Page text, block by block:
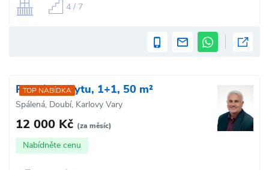
4 / 7
TOP NABÍDKA
Pronájem bytu, 1+1, 50 m²
Spálená, Doubí, Karlovy Vary
12 000 Kč (za měsíc)
Nabídněte cenu